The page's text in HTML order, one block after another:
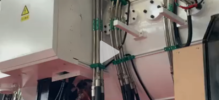
KONTROL
KUALITAS
HUBUNGI
KAMI